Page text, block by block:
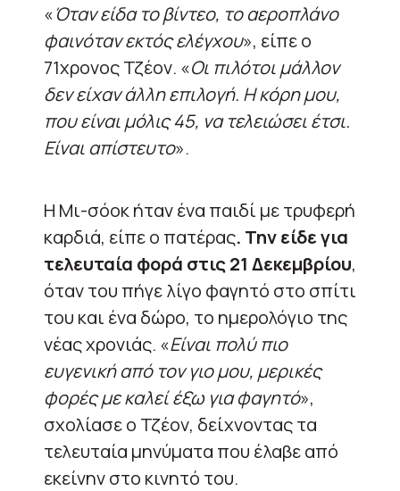
«Όταν είδα το βίντεο, το αεροπλάνο
φαινόταν εκτός ελέγχου», είπε ο
71χρονος Τζέον. «Οι πιλότοι μάλλον
δεν είχαν άλλη επιλογή. Η κόρη μου,
που είναι μόλις 45, να τελειώσει έτσι.
Είναι απίστευτο».
Η Μι-σόοκ ήταν ένα παιδί με τρυφερή
καρδιά, είπε ο πατέρας. Την είδε για
τελευταία φορά στις 21 Δεκεμβρίου,
όταν του πήγε λίγο φαγητό στο σπίτι
του και ένα δώρο, το ημερολόγιο της
νέας χρονιάς. «Είναι πολύ πιο
ευγενική από τον γιο μου, μερικές
φορές με καλεί έξω για φαγητό»,
σχολίασε ο Τζέον, δείχνοντας τα
τελευταία μηνύματα που έλαβε από
εκείνην στο κινητό του.